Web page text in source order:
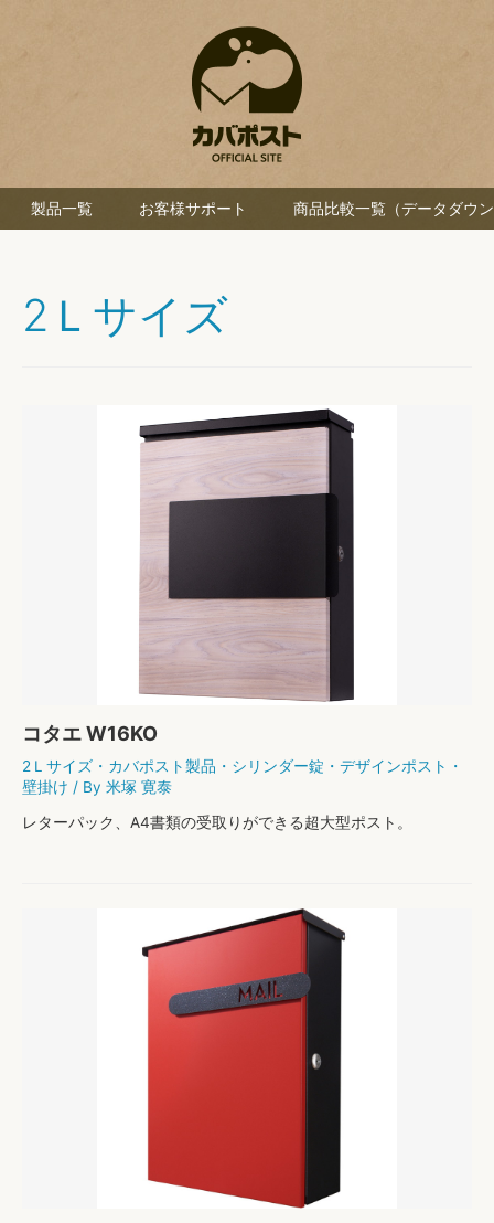
製品一覧 お客様サポート 商品比較一覧（データダウ
2Ｌサイズ
コタエ W16KO
2Ｌサイズ ・ カバポスト製品 ・ シリンダー錠 ・ デザインポスト ・
壁掛け / By 米塚 寛泰
レターパック、A4書類の受取りができる超大型ポスト。